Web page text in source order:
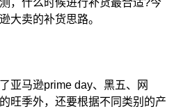
，什么时候进行补货最合适?今
大卖的补货思路。
亚马逊prime day、黑五、网
旺季外，还要根据不同类别的产